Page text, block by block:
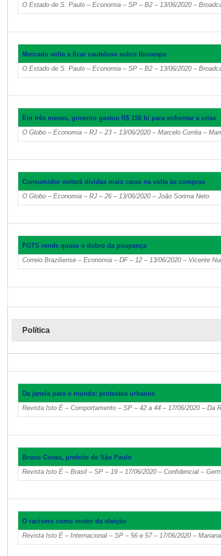
O Estado de S. Paulo – Economia – SP – B2 – 13/06/2020 –
Mercado volta a ficar cauteloso sobre Ibovespa
O Estado de S. Paulo – Economia – SP – B2 – 13/06/2020 –
Em três meses, governo gastou R$ 150 bi para enfrentar a crise
O Globo – Economia – RJ – 23 – 13/06/2020 – Marcelo Corrêa –
Consumidor evitará dívidas mais caras na volta às compras
O Globo – Economia – RJ – 26 – 13/06/2020 – João Sorima Neto
FGTS rende quase o dobro da poupança
Correio Braziliense – Economia – DF – 12 – 13/06/2020 – Vicente
Política
Da janela para o mundo: protestos urbanos
Revista Isto É – Comportamento – SP – 42 a 44 – 17/06/2020 – Da
Bruno Covas, prefeito de São Paulo
Revista Isto É – Brasil – SP – 19 – 17/06/2020 – Confidencial –
O racismo como motor da eleição
Revista Isto É – Internacional – SP – 56 e 57 – 17/06/2020 –